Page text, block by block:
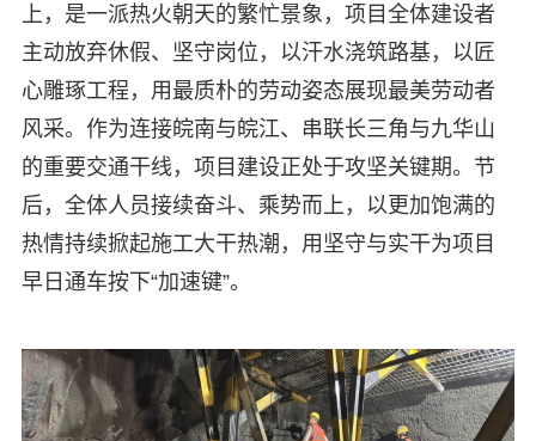
上，是一派热火朝天的繁忙景象，项目全体建设者
主动放弃休假、坚守岗位，以汗水浇筑路基，以匠
心雕琢工程，用最质朴的劳动姿态展现最美劳动者
风采。作为连接皖南与皖江、串联长三角与九华山
的重要交通干线，项目建设正处于攻坚关键期。节
后，全体人员接续奋斗、乘势而上，以更加饱满的
热情持续掀起施工大干热潮，用坚守与实干为项目
早日通车按下“加速键”。